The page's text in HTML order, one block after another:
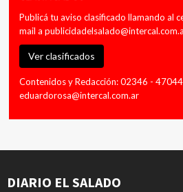
Publicá tu aviso clasificado llamando al
mail a
Ver clasificados
Contenidos y Redacción: 02346 -
eduardorosa@intercal.com.ar
DIARIO EL SALADO